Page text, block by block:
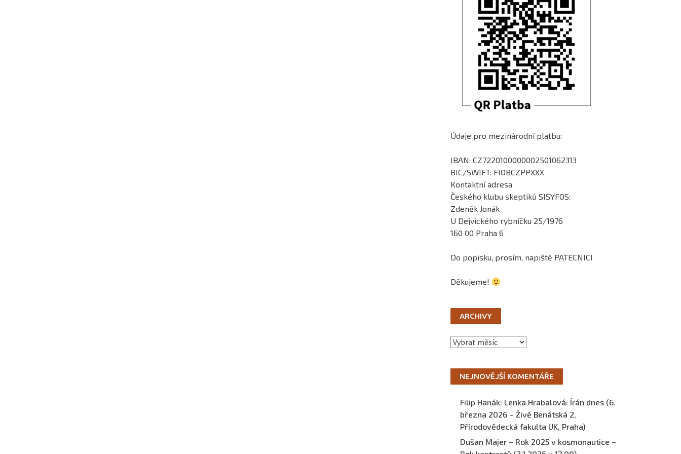
Údaje pro mezinárodní platbu:
IBAN: CZ7220100000002501062313
BIC/SWIFT: FIOBCZPPXXX
Kontaktní adresa
Českého klubu skeptiků SISYFOS:
Zdeněk Jonák
U Dejvického rybníčku 25/1976
160 00 Praha 6
Do popisku, prosím, napiště PATECNICI
Děkujeme!
ARCHIVY
Archivy
NEJNOVĚJŠÍ KOMENTÁŘE
Filip Hanák: Lenka Hrabalová: Írán dnes (6.
března 2026 – Živě Benátská 2,
Přírodovědecká fakulta UK, Praha)
Dušan Majer – Rok 2025 v kosmonautice –